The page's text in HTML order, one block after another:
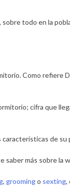
todo en la
Como refiere
cifra que
de
más sobre la
, groomingo sexting,